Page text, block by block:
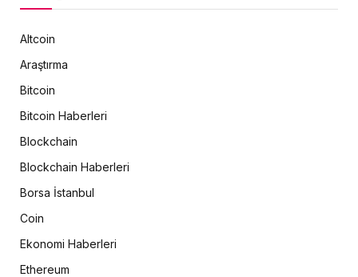
Altcoin
Araştırma
Bitcoin
Bitcoin Haberleri
Blockchain
Blockchain Haberleri
Borsa İstanbul
Coin
Ekonomi Haberleri
Ethereum